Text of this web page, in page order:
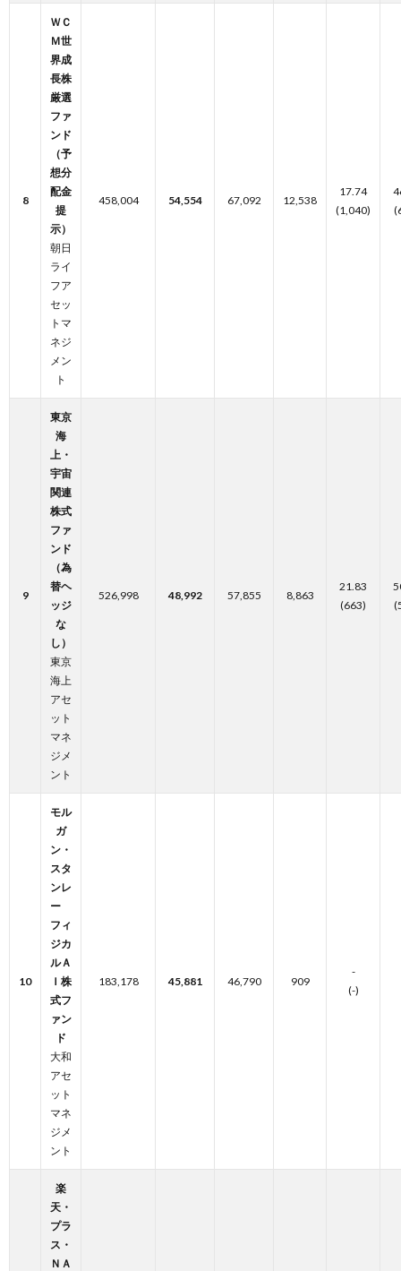
8
ＷＣ
Ｍ世
界成
長株
厳選
ファ
ンド
（予
想分
配金
提
示）
朝日
ライ
フア
セッ
トマ
ネジ
メン
ト
458,004 54,554 67,092 12,538
17.74
(1,040)
9
東京
海
上・
宇宙
関連
株式
ファ
ンド
（為
替ヘ
ッジ
な
し）
東京
海上
アセ
ット
マネ
ジメ
ント
526,998 48,992 57,855 8,863
21.83
(663)
10
モル
ガ
ン・
スタ
ンレ
ー
フィ
ジカ
ルＡ
Ｉ株
式フ
ァン
ド
大和
アセ
ット
マネ
ジメ
ント
183,178 45,881 46,790 909
-
(-)
楽
天・
プラ
ス・
ＮＡ